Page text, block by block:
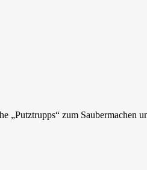
„Putztrupps“ zum Saubermachen